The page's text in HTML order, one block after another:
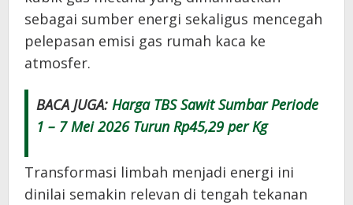
sebagai sumber energi sekaligus mencegah
pelepasan emisi gas rumah kaca ke
atmosfer.
BACA JUGA: Harga TBS Sawit Sumbar Periode
1 – 7 Mei 2026 Turun Rp45,29 per Kg
Transformasi limbah menjadi energi ini
dinilai semakin relevan di tengah tekanan